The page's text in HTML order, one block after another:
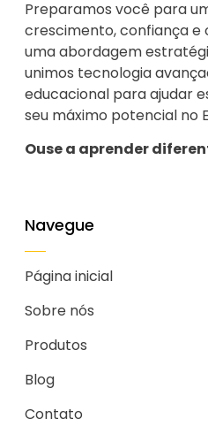
Preparamos você para
crescimento, confiança e
uma abordagem
unimos tecnologia
educacional para ajudar
seu máximo potencial no
Ouse a aprender
Navegue
Página inicial
Sobre nós
Produtos
Blog
Contato